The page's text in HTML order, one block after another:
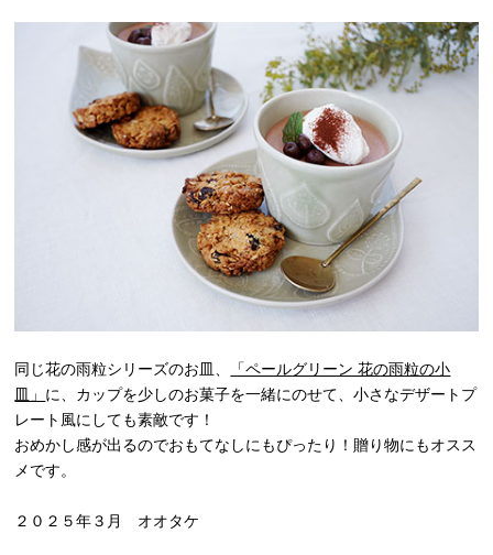
同じ花の雨粒シリーズのお皿、
「ペールグリーン 花の雨粒の小
皿」 に、カップを少しのお菓子を一緒にのせて、小さなデザートプ
レート風にしても素敵です！
おめかし感が出るのでおもてなしにもぴったり！贈り物にもオスス
メです。
２０２５年３月 オオタケ